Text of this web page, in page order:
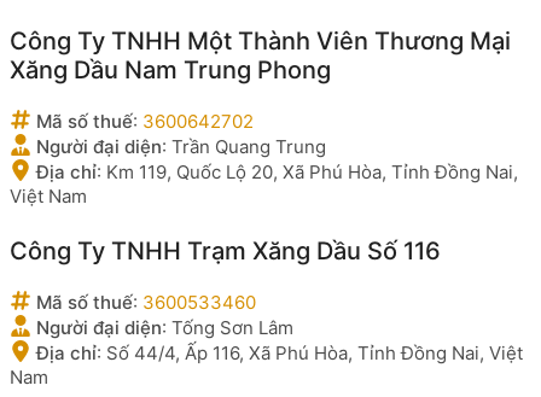
Công Ty TNHH Một Thành Viên Thương Mại
Xăng Dầu Nam Trung Phong
Mã số thuế: 3600642702
Người đại diện: Trần Quang Trung
Địa chỉ: Km 119, Quốc Lộ 20, Xã Phú Hòa, Tỉnh Đồng Nai,
Việt Nam
Công Ty TNHH Trạm Xăng Dầu Số 116
Mã số thuế: 3600533460
Người đại diện: Tống Sơn Lâm
Địa chỉ: Số 44/4, Ấp 116, Xã Phú Hòa, Tỉnh Đồng Nai, Việt
Nam